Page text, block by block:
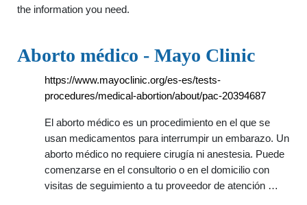
the information you need.
Aborto médico - Mayo Clinic
https://www.mayoclinic.org/es-es/tests-
procedures/medical-abortion/about/pac-20394687
El aborto médico es un procedimiento en el que se
usan medicamentos para interrumpir un embarazo. Un
aborto médico no requiere cirugía ni anestesia. Puede
comenzarse en el consultorio o en el domicilio con
visitas de seguimiento a tu proveedor de atención …